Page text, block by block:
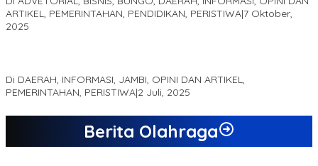
ARTIKEL, PEMERINTAHAN, PENDIDIKAN, PERISTIWA|7 Oktober,
2025
Di DAERAH, INFORMASI, JAMBI, OPINI DAN ARTIKEL,
PEMERINTAHAN, PERISTIWA|2 Juli, 2025
Berita Olahraga